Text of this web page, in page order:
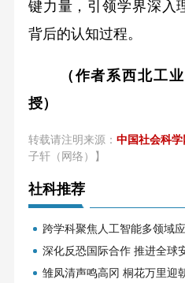
键力量，引领学界深入
背后的认知过程。
（作者系西北工业
授）
转载请注明来源： 中国社会科学
子轩（网络）】
社科推荐
跨学科聚焦人工智能多领域
深化反恐国际合作 推进全球
雏凤清声鸣高冈 桐花万里迎